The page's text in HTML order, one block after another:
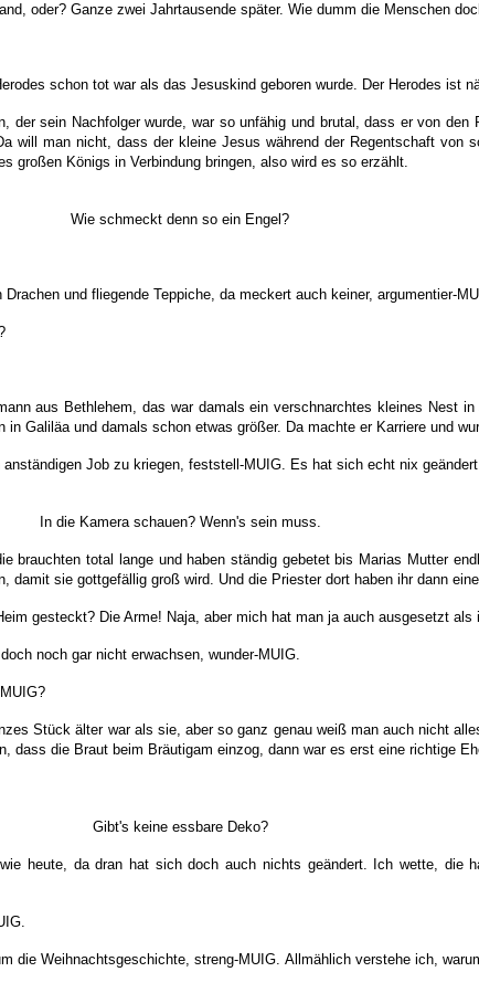
oder? Ganze zwei Jahrtausende später. Wie dumm die Menschen
schon tot war als das Jesuskind geboren wurde. Der Herodes ist
der sein Nachfolger wurde, war so unfähig und brutal, dass er von
man nicht, dass der kleine Jesus während der Regentschaft von
großen Königs in Verbindung bringen, also wird es so erzählt.
Wie schmeckt denn so ein Engel?
und fliegende Teppiche, da meckert auch keiner, argumentier-
aus Bethlehem, das war damals ein verschnarchtes kleines Nest
Galiläa und damals schon etwas größer. Da machte er Karriere und
Job zu kriegen, feststell-MUIG. Es hat sich echt nix
In die Kamera schauen? Wenn's sein muss.
brauchten total lange und haben ständig gebetet bis Marias Mutter
sie gottgefällig groß wird. Und die Priester dort haben ihr dann
gesteckt? Die Arme! Naja, aber mich hat man ja auch ausgesetzt
noch gar nicht erwachsen, wunder-MUIG.
Stück älter war als sie, aber so ganz genau weiß man auch nicht
die Braut beim Bräutigam einzog, dann war es erst eine richtige
Gibt's keine essbare Deko?
heute, da dran hat sich doch auch nichts geändert. Ich wette, die
die Weihnachtsgeschichte, streng-MUIG. Allmählich verstehe ich,